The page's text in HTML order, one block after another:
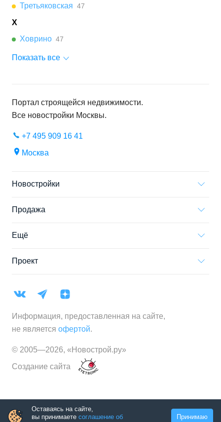
Третьяковская 47
Х
Ховрино 47
Показать все
Портал строящейся недвижимости.
Все новостройки Москвы.
+7 495 909 16 41
Москва
Новостройки
Продажа
Ещё
Проект
Информация, предоставленная на сайте,
не является офертой.
© 2005—2026, «Новострой.ру»
Создание сайта
Оставаясь на сайте,
вы принимаете соглашение об
Принимаю